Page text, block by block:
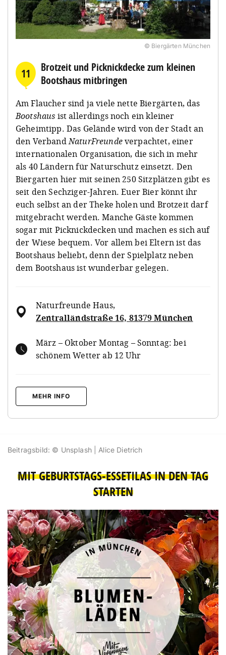
© Biergärten München
11
Brotzeit und Picknickdecke zum kleinen
Bootshaus mitbringen
Am Flaucher sind ja viele nette Biergärten, das
Bootshaus ist allerdings noch ein kleiner
Geheimtipp. Das Gelände wird von der Stadt an
den VerbandNaturFreundeverpachtet, einer
internationalen Organisation, die sich in mehr
als 40 Ländern für Naturschutz einsetzt. Den
Biergarten hier mit seinen 250 Sitzplätzen gibt es
seit den Sechziger-Jahren. Euer Bier könnt ihr
euch selbst an der Theke holen und Brotzeit darf
mitgebracht werden. Manche Gäste kommen
sogar mit Picknickdecken und machen es sich auf
der Wiese bequem. Vor allem bei Eltern ist das
Bootshaus beliebt, denn der Spielplatz neben
dem Bootshaus ist wunderbar gelegen.
Naturfreunde Haus,
Zentralländstraße 16, 81379 München
März – Oktober Montag – Sonntag: bei
schönem Wetter ab 12 Uhr
MEHR INFO
Beitragsbild: © Unsplash | Alice Dietrich
MIT GEBURTSTAGS-ESSETILAS IN DEN TAG
STARTEN